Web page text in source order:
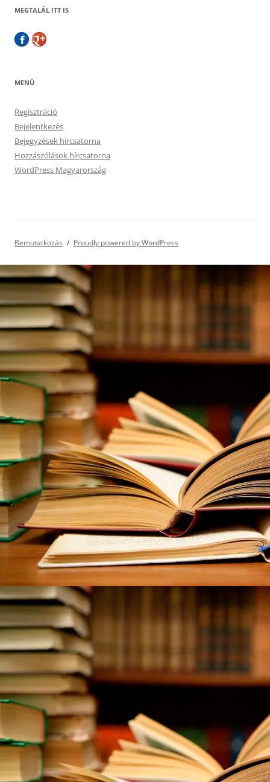
MEGTALÁL ITT IS
MENÜ
Regisztráció
Bejelentkezés
Bejegyzések hírcsatorna
Hozzászólások hírcsatorna
WordPress Magyarország
Bemutatkozás Proudly powered by WordPress